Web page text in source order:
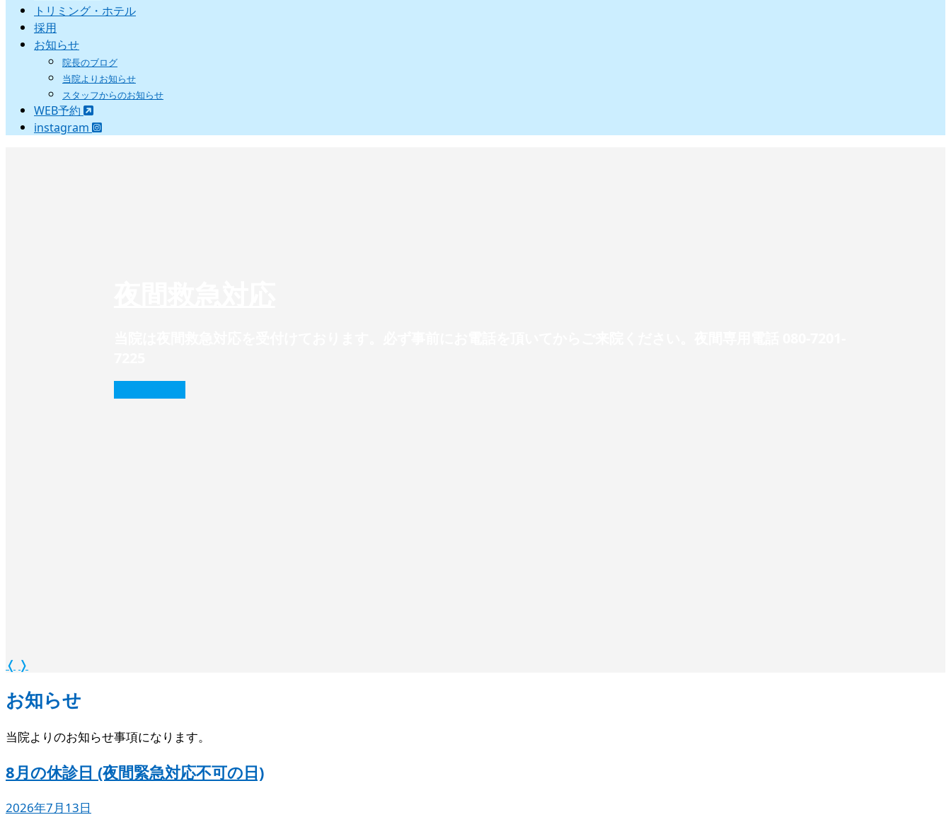
トリミング・ホテル
採用
お知らせ
院長のブログ
当院よりお知らせ
スタッフからのお知らせ
WEB予約
instagram
❬ ❭
お知らせ
当院よりのお知らせ事項になります。
8月の休診日 (夜間緊急対応不可の日)
2026年7月13日